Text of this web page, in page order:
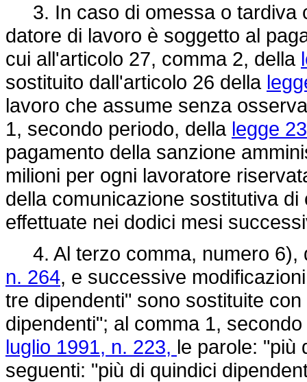
3. In caso di omessa o tardiva
datore di lavoro è soggetto al
cui all'articolo 27, comma 2, della
sostituito dall'articolo 26 della
lavoro che assume senza
1, secondo periodo, della legge
pagamento della sanzione
milioni per ogni lavoratore
della comunicazione sostitutiva
effettuate nei dodici mesi
4. Al terzo comma, numero 6),
n. 264, e successive
tre dipendenti" sono sostituite
dipendenti"; al comma 1,
luglio 1991, n. 223, le parole: "più
seguenti: "più di quindici